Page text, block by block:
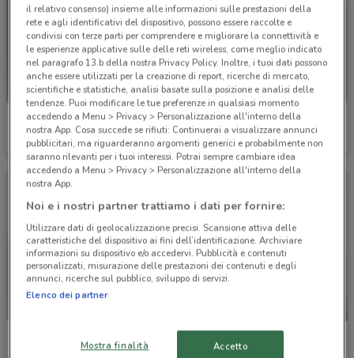
Euronics
Scade il 19/08 15.2 km
Euronics
Scade il 19/08 15.2 km
il relativo consenso) insieme alle informazioni sulle prestazioni della
rete e agli identificativi del dispositivo, possono essere raccolte e
condivisi con terze parti per comprendere e migliorare la connettività e
le esperienze applicative sulle delle reti wireless, come meglio indicato
nel paragrafo 13.b della nostra Privacy Policy. Inoltre, i tuoi dati possono
anche essere utilizzati per la creazione di report, ricerche di mercato,
scientifiche e statistiche, analisi basate sulla posizione e analisi delle
tendenze. Puoi modificare le tue preferenze in qualsiasi momento
accedendo a Menu > Privacy > Personalizzazione all'interno della
nostra App. Cosa succede se rifiuti: Continuerai a visualizzare annunci
pubblicitari, ma riguarderanno argomenti generici e probabilmente non
saranno rilevanti per i tuoi interessi. Potrai sempre cambiare idea
accedendo a Menu > Privacy > Personalizzazione all'interno della
nostra App.
Noi e i nostri partner trattiamo i dati per fornire:
Utilizzare dati di geolocalizzazione precisi. Scansione attiva delle
caratteristiche del dispositivo ai fini dell’identificazione. Archiviare
informazioni su dispositivo e/o accedervi. Pubblicità e contenuti
personalizzati, misurazione delle prestazioni dei contenuti e degli
annunci, ricerche sul pubblico, sviluppo di servizi.
Elenco dei partner
Mostra finalità Accetto